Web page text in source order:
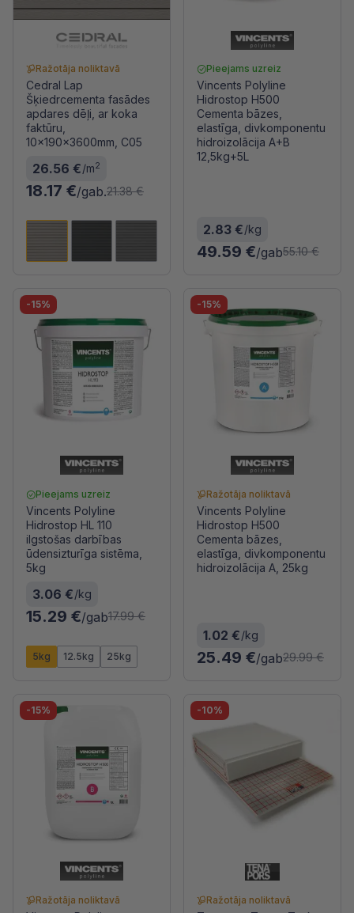
Ražotāja noliktavā
Cedral Lap
Šķiedrcementa fasādes
apdares dēļi, ar koka
faktūru,
10x190x3600mm, C05
26.56 €/m2
18.17 €/gab.21.38 €
Pieejams uzreiz
Vincents Polyline
Hidrostop H500
Cementa bāzes,
elastīga, divkomponentu
hidroizolācija A+B
12,5kg+5L
2.83 €/kg
49.59 €/gab55.10 €
-15%
Pieejams uzreiz
Vincents Polyline
Hidrostop HL 110
ilgstošas darbības
ūdensizturīga sistēma,
5kg
3.06 €/kg
15.29 €/gab17.99 €
5kg 12.5kg 25kg
-15%
Ražotāja noliktavā
Vincents Polyline
Hidrostop H500
Cementa bāzes,
elastīga, divkomponentu
hidroizolācija A, 25kg
1.02 €/kg
25.49 €/gab29.99 €
-15%
Ražotāja noliktavā
-10%
Ražotāja noliktavā